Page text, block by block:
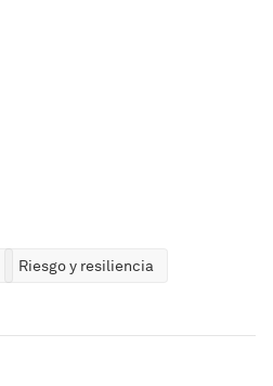
Riesgo y resiliencia